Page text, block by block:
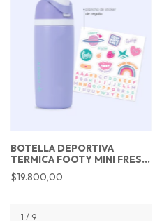
BOTELLA DEPORTIVA
TERMICA FOOTY MINI FRESH
LILA 473ML
$19.800,00
1 / 9